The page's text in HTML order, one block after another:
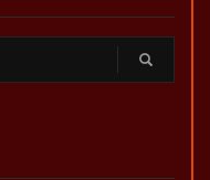
goût de qualité et fabriqué
à la main.